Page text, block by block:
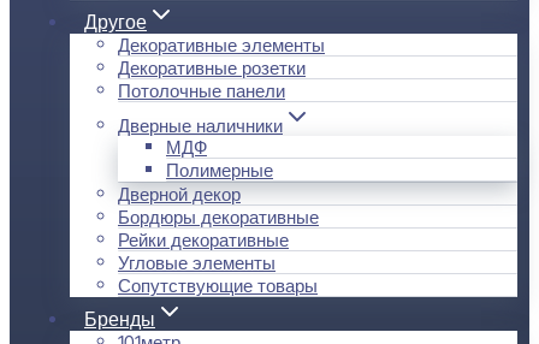
Другое
Декоративные элементы
Декоративные розетки
Потолочные панели
Дверные наличники
МДФ
Полимерные
Дверной декор
Бордюры декоративные
Рейки декоративные
Угловые элементы
Сопутствующие товары
Бренды